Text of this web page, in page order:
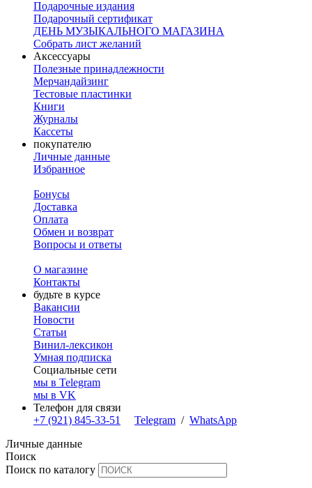
Подарочные издания
Подарочный сертификат
ДЕНЬ МУЗЫКАЛЬНОГО МАГАЗИНА
Собрать лист желаний
Аксессуары
Полезные принадлежности
Мерчандайзинг
Тестовые пластинки
Книги
Журналы
Кассеты
покупателю
Личные данные
Избранное
Бонусы
Доставка
Оплата
Обмен и возврат
Вопросы и ответы
О магазине
Контакты
будьте в курсе
Вакансии
Новости
Статьи
Винил-лексикон
Умная подписка
Социальные сети
мы в Telegram
мы в VK
Телефон для связи
+7 (921) 845-33-51
Telegram / WhatsApp
Личные данные
Поиск
Поиск по каталогу